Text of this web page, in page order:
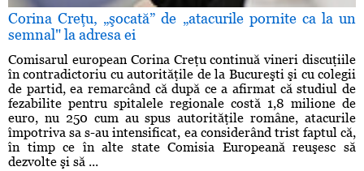
Corina Creţu, „şocată” de „atacurile pornite ca la un
semnal" la adresa ei
Comisarul european Corina Creţu continuă vineri discuţiile
în contradictoriu cu autorităţile de la Bucureşti şi cu colegii
de partid, ea remarcând că după ce a afirmat că studiul de
fezabilite pentru spitalele regionale costă 1,8 milione de
euro, nu 250 cum au spus autorităţile române, atacurile
împotriva sa s-au intensificat, ea considerând trist faptul că,
în timp ce în alte state Comisia Europeană reuşesc să
dezvolte şi să ...